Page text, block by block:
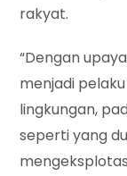
rakyat.
“Dengan
menjadi
lingkungan,
seperti yang